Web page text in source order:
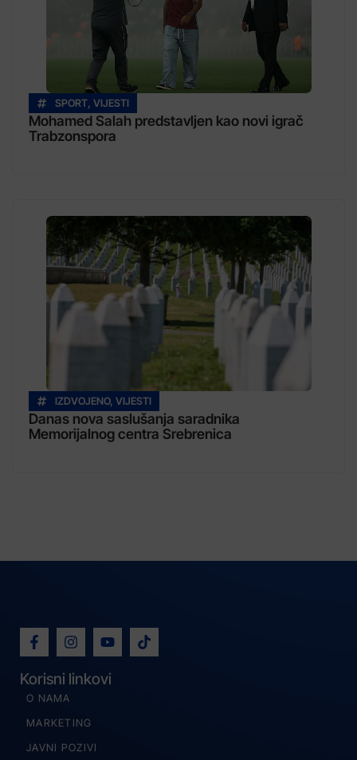
SPORT VIJESTI
Mohamed Salah predstavljen kao novi igrač
Trabzonspora
IZDVOJENO, VIJESTI
Danas nova saslušanja saradnika
Memorijalnog centra Srebrenica
Korisni linkovi
O NAMA
MARKETING
JAVNI POZIVI